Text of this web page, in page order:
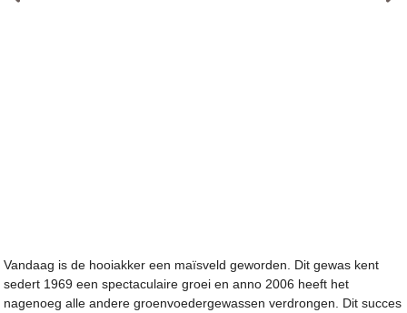
Vandaag is de hooiakker een maïsveld geworden. Dit gewas kent
sedert 1969 een spectaculaire groei en anno 2006 heeft het
nagenoeg alle andere groenvoedergewassen verdrongen. Dit succes